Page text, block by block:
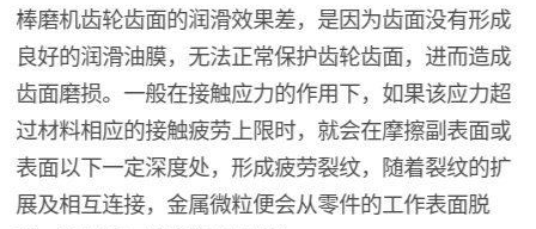
棒磨机齿轮齿面的润滑效果差，是因为齿面没有形成
良好的润滑油膜，无法正常保护齿轮齿面，进而造成
齿面磨损。一般在接触应力的作用下，如果该应力超
过材料相应的接触疲劳上限时，就会在摩擦副表面或
表面以下一定深度处，形成疲劳裂纹，随着裂纹的扩
展及相互连接，金属微粒便会从零件的工作表面脱